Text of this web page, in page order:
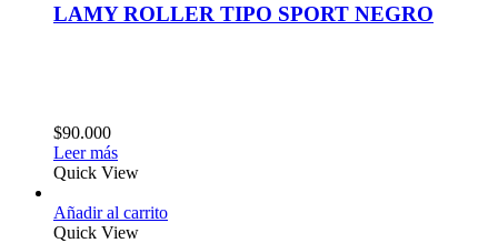
LAMY ROLLER TIPO SPORT NEGRO
$90.000
Leer más
Quick View
Añadir al carrito
Quick View